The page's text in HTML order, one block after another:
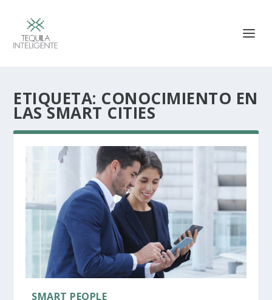
ETIQUETA: CONOCIMIENTO EN
LAS SMART CITIES
SMART PEOPLE